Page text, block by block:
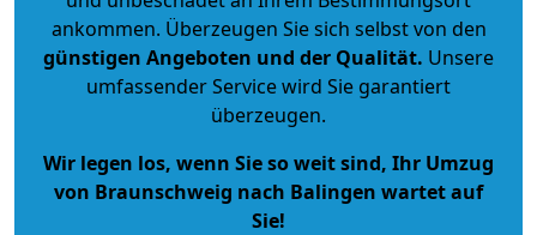
ankommen. Überzeugen Sie sich selbst von den
günstigen Angeboten und der Qualität. Unsere
umfassender Service wird Sie garantiert
überzeugen.
Wir legen los, wenn Sie so weit sind, Ihr Umzug
von Braunschweig nach Balingen wartet auf
Sie!